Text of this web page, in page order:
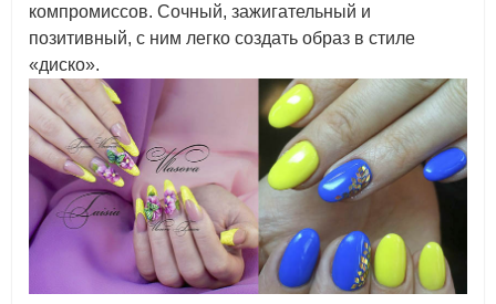
компромиссов. Сочный, зажигательный и
позитивный, с ним легко создать образ в стиле
«диско».